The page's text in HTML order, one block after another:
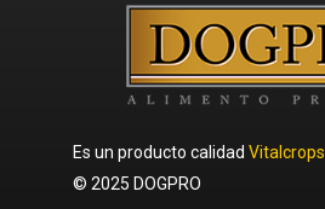
Es un producto calidad Vitalcrops.
© 2025 DOGPRO